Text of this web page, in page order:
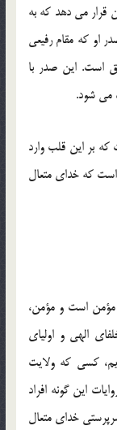
قرار می دهد که به
او كه مقام رفیعی
است. این صدر با
می شود.
بر این قلب وارد
كه خدای متعال
مؤمن است و مؤمن،
الهی و اولیای
كسی كه ولایت
این گونه افراد
خدای متعال